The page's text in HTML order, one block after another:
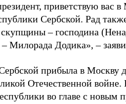
приветствую вас
Сербской. Рад
скупщины – господина
– Милорада Додика», –
прибыла в Москву
Отечественной войне.
во главе с новым